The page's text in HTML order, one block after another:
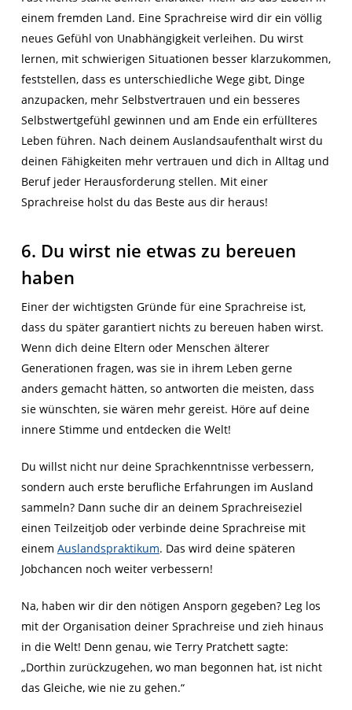
einem fremden Land. Eine Sprachreise wird dir ein völlig
neues Gefühl von Unabhängigkeit verleihen. Du wirst
lernen, mit schwierigen Situationen besser klarzukommen,
feststellen, dass es unterschiedliche Wege gibt, Dinge
anzupacken, mehr Selbstvertrauen und ein besseres
Selbstwertgefühl gewinnen und am Ende ein erfüllteres
Leben führen. Nach deinem Auslandsaufenthalt wirst du
deinen Fähigkeiten mehr vertrauen und dich in Alltag und
Beruf jeder Herausforderung stellen. Mit einer
Sprachreise holst du das Beste aus dir heraus!
6. Du wirst nie etwas zu bereuen
haben
Einer der wichtigsten Gründe für eine Sprachreise ist,
dass du später garantiert nichts zu bereuen haben wirst.
Wenn dich deine Eltern oder Menschen älterer
Generationen fragen, was sie in ihrem Leben gerne
anders gemacht hätten, so antworten die meisten, dass
sie wünschten, sie wären mehr gereist. Höre auf deine
innere Stimme und entdecken die Welt!
Du willst nicht nur deine Sprachkenntnisse verbessern,
sondern auch erste berufliche Erfahrungen im Ausland
sammeln? Dann suche dir an deinem Sprachreiseziel
einen Teilzeitjob oder verbinde deine Sprachreise mit
einem Auslandspraktikum. Das wird deine späteren
Jobchancen noch weiter verbessern!
Na, haben wir dir den nötigen Ansporn gegeben? Leg los
mit der Organisation deiner Sprachreise und zieh hinaus
in die Welt! Denn genau, wie Terry Pratchett sagte:
„Dorthin zurückzugehen, wo man begonnen hat, ist nicht
das Gleiche, wie nie zu gehen.“